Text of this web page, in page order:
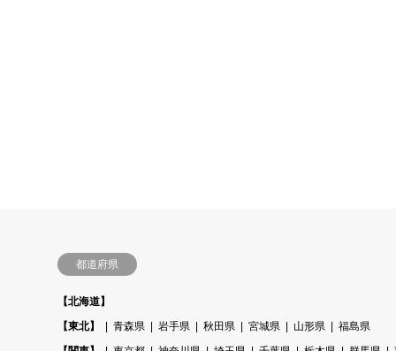
都道府県
【北海道】
【東北】
青森県 岩手県 秋田県 宮城県 山形県
福島県